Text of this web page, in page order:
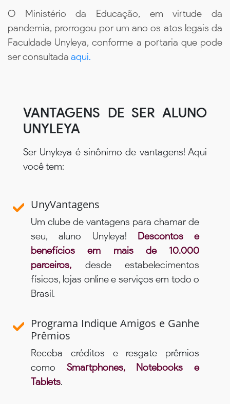
O Ministério da Educação, em virtude da
pandemia, prorrogou por um ano os atos legais da
Faculdade Unyleya, conforme a portaria que pode
ser consultada aqui.
VANTAGENS DE SER ALUNO
UNYLEYA
Ser Unyleya é sinônimo de vantagens! Aqui
você tem:
UnyVantagens
Um clube de vantagens para chamar de
seu, aluno Unyleya! Descontos e
benefícios em mais de 10.000
parceiros, desde estabelecimentos
físicos, lojas online e serviços em todo o
Brasil.
Programa Indique Amigos e Ganhe
Prêmios
Receba créditos e resgate prêmios
como Smartphones, Notebooks e
Tablets.